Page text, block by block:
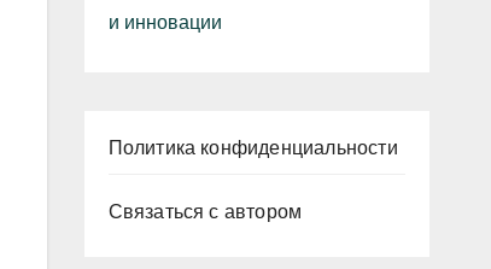
и инновации
Политика конфиденциальности
Связаться с автором